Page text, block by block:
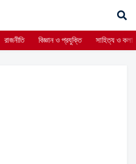
রাজনীতি বিজ্ঞান ও প্রযুক্তি সাহিত্য ও কলা